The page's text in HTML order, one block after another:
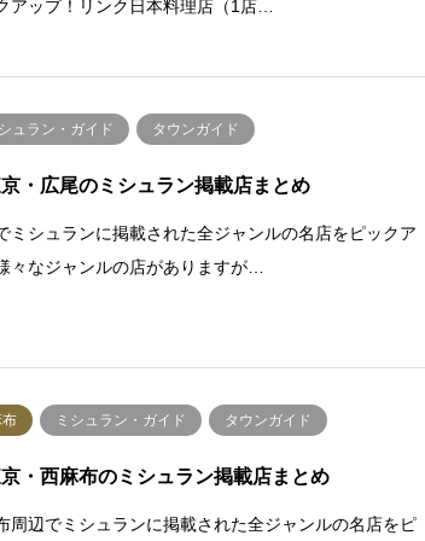
アップ！リンク日本料理店（1店…
ュラン・ガイド タウンガイド
京・広尾のミシュラン掲載店まとめ
ミシュランに掲載された全ジャンルの名店をピックア
々なジャンルの店がありますが…
ミシュラン・ガイド タウンガイド
京・西麻布のミシュラン掲載店まとめ
周辺でミシュランに掲載された全ジャンルの名店をピ